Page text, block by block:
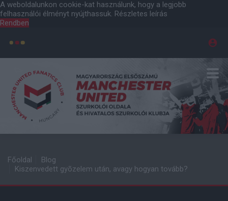
A weboldalunkon cookie-kat használunk, hogy a legjobb
felhasználói élményt nyújthassuk. Részletes leírás
Rendben
Főoldal
Blog
Kiszenvedett gyõzelem után, avagy hogyan tovább?